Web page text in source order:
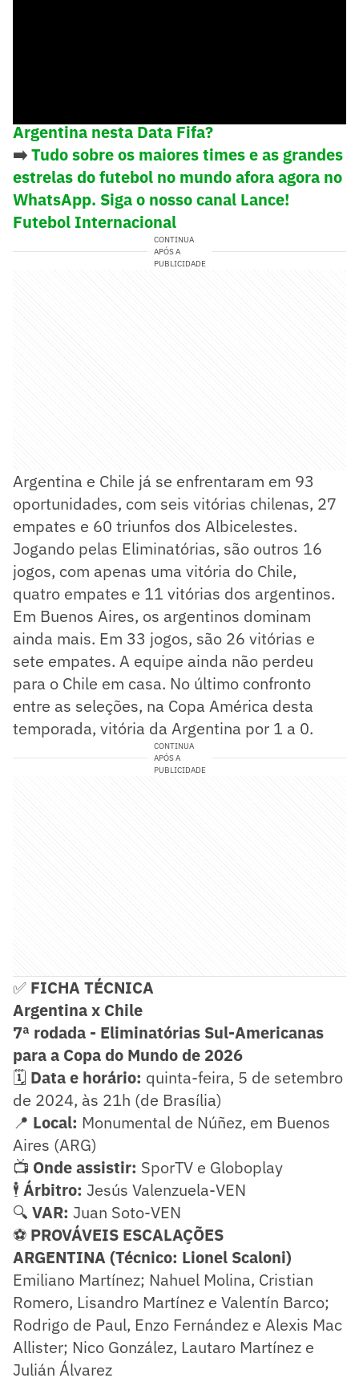
Argentina nesta Data Fifa?
➡️Tudo sobre os maiores times e as grandes
estrelas do futebol no mundo afora agora no
WhatsApp. Siga o nosso canal Lance!
Futebol Internacional
CONTINUA
APÓS A
PUBLICIDADE
Argentina e Chile já se enfrentaram em 93
oportunidades, com seis vitórias chilenas, 27
empates e 60 triunfos dos Albicelestes.
Jogando pelas Eliminatórias, são outros 16
jogos, com apenas uma vitória do Chile,
quatro empates e 11 vitórias dos argentinos.
Em Buenos Aires, os argentinos dominam
ainda mais. Em 33 jogos, são 26 vitórias e
sete empates. A equipe ainda não perdeu
para o Chile em casa. No último confronto
entre as seleções, na Copa América desta
temporada, vitória da Argentina por 1 a 0.
CONTINUA
APÓS A
PUBLICIDADE
✅ FICHA TÉCNICA
Argentina x Chile
7ª rodada - Eliminatórias Sul-Americanas
para a Copa do Mundo de 2026
🗓️ Data e horário: quinta-feira, 5 de setembro
de 2024, às 21h (de Brasília)
📍 Local: Monumental de Núñez, em Buenos
Aires (ARG)
📺 Onde assistir: SporTV e Globoplay
🕴️ Árbitro: Jesús Valenzuela-VEN
🔍 VAR: Juan Soto-VEN
⚽ PROVÁVEIS ESCALAÇÕES
ARGENTINA (Técnico: Lionel Scaloni)
Emiliano Martínez; Nahuel Molina, Cristian
Romero, Lisandro Martínez e Valentín Barco;
Rodrigo de Paul, Enzo Fernández e Alexis Mac
Allister; Nico González, Lautaro Martínez e
Julián Álvarez